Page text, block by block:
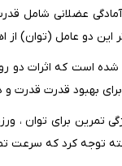
عضلانی شامل
دو عامل (توان) از
است که اثرات دو
بهبود قدرت قدرت و
تمرین برای توان ،
توجه کرد که سرعت